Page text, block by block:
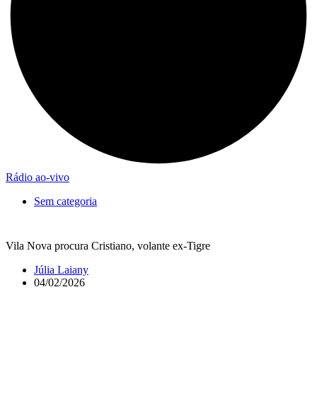
Rádio ao-vivo
Sem categoria
Vila Nova procura Cristiano, volante ex-Tigre
Júlia Laiany
04/02/2026